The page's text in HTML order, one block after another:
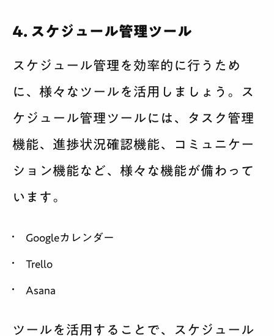
4. スケジュール管理ツール
スケジュール管理を効率的に行うため
に、様々なツールを活用しましょう。ス
ケジュール管理ツールには、タスク管理
機能、進捗状況確認機能、コミュニケー
ション機能など、様々な機能が備わって
います。
Googleカレンダー
Trello
Asana
ツールを活用することで、スケジュール